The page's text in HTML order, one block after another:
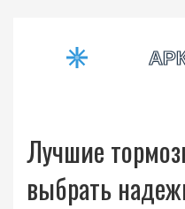
Лучшие
выбрать